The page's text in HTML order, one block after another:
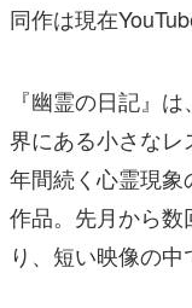
同作は現在
『幽霊の日記』
界にある小さな
年間続く心霊現
作品。先月から
り、短い映像の中